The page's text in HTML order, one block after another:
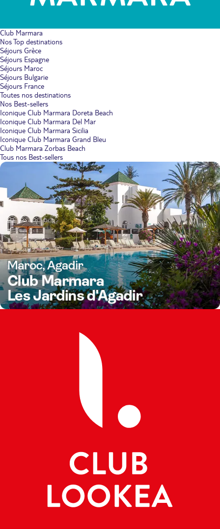
Club Marmara
Nos Top destinations
Séjours Grèce
Séjours Espagne
Séjours Maroc
Séjours Bulgarie
Séjours France
Toutes nos destinations
Nos Best-sellers
Iconique Club Marmara Doreta Beach
Iconique Club Marmara Del Mar
Iconique Club Marmara Sicilia
Iconique Club Marmara Grand Bleu
Club Marmara Zorbas Beach
Tous nos Best-sellers